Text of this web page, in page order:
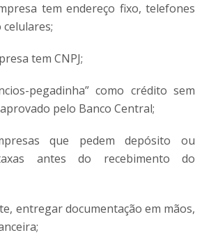
tem endereço fixo, telefones
tem CNPJ;
pegadinha” como crédito sem
pelo Banco Central;
que pedem depósito ou
antes do recebimento do
entregar documentação em mãos,